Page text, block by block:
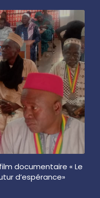
documentaire « Le
d’espérance»